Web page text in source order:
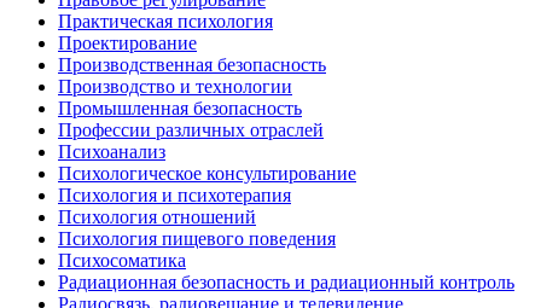
Практическая психология
Проектирование
Производственная безопасность
Производство и технологии
Промышленная безопасность
Профессии различных отраслей
Психоанализ
Психологическое консультирование
Психология и психотерапия
Психология отношений
Психология пищевого поведения
Психосоматика
Радиационная безопасность и радиационный контроль
Радиосвязь, радиовещание и телевидение